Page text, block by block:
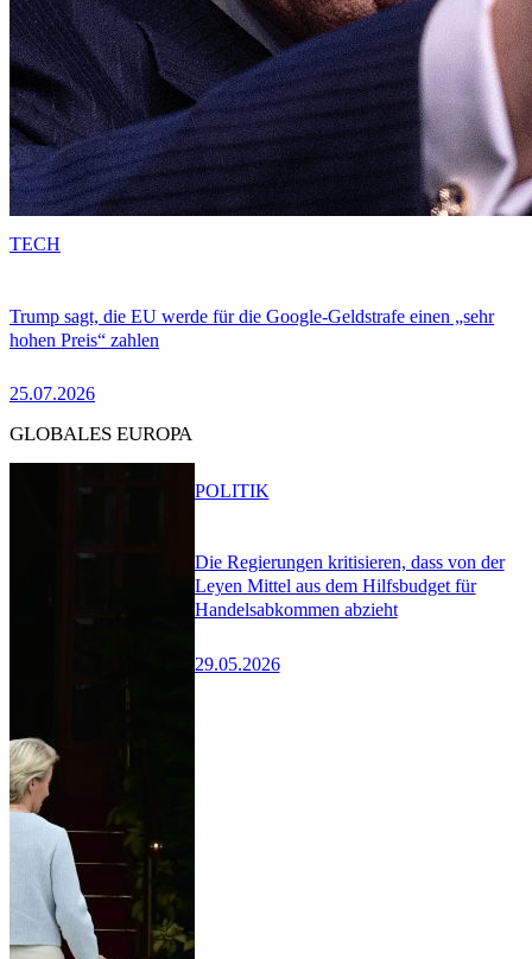
Trump sagt, die EU werde für die Google-Geldstrafe einen „sehr
hohen Preis“ zahlen
25.07.2026
TECH
GLOBALES EUROPA
Die Regierungen kritisieren, dass von der
Leyen Mittel aus dem Hilfsbudget für
Handelsabkommen abzieht
29.05.2026
POLITIK